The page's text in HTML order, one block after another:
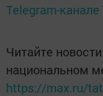
Telegram-канале
Читайте
национальном
https://max.ru/